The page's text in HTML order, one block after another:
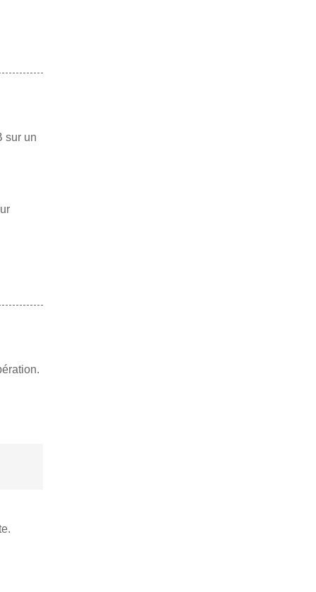
sur un